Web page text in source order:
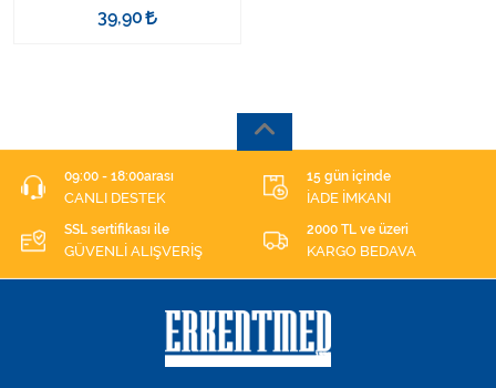
39,90
09:00 - 18:00arası
CANLI DESTEK
15 gün içinde
İADE İMKANI
SSL sertifikası ile
GÜVENLİ ALIŞVERİŞ
2000 TL ve üzeri
KARGO BEDAVA